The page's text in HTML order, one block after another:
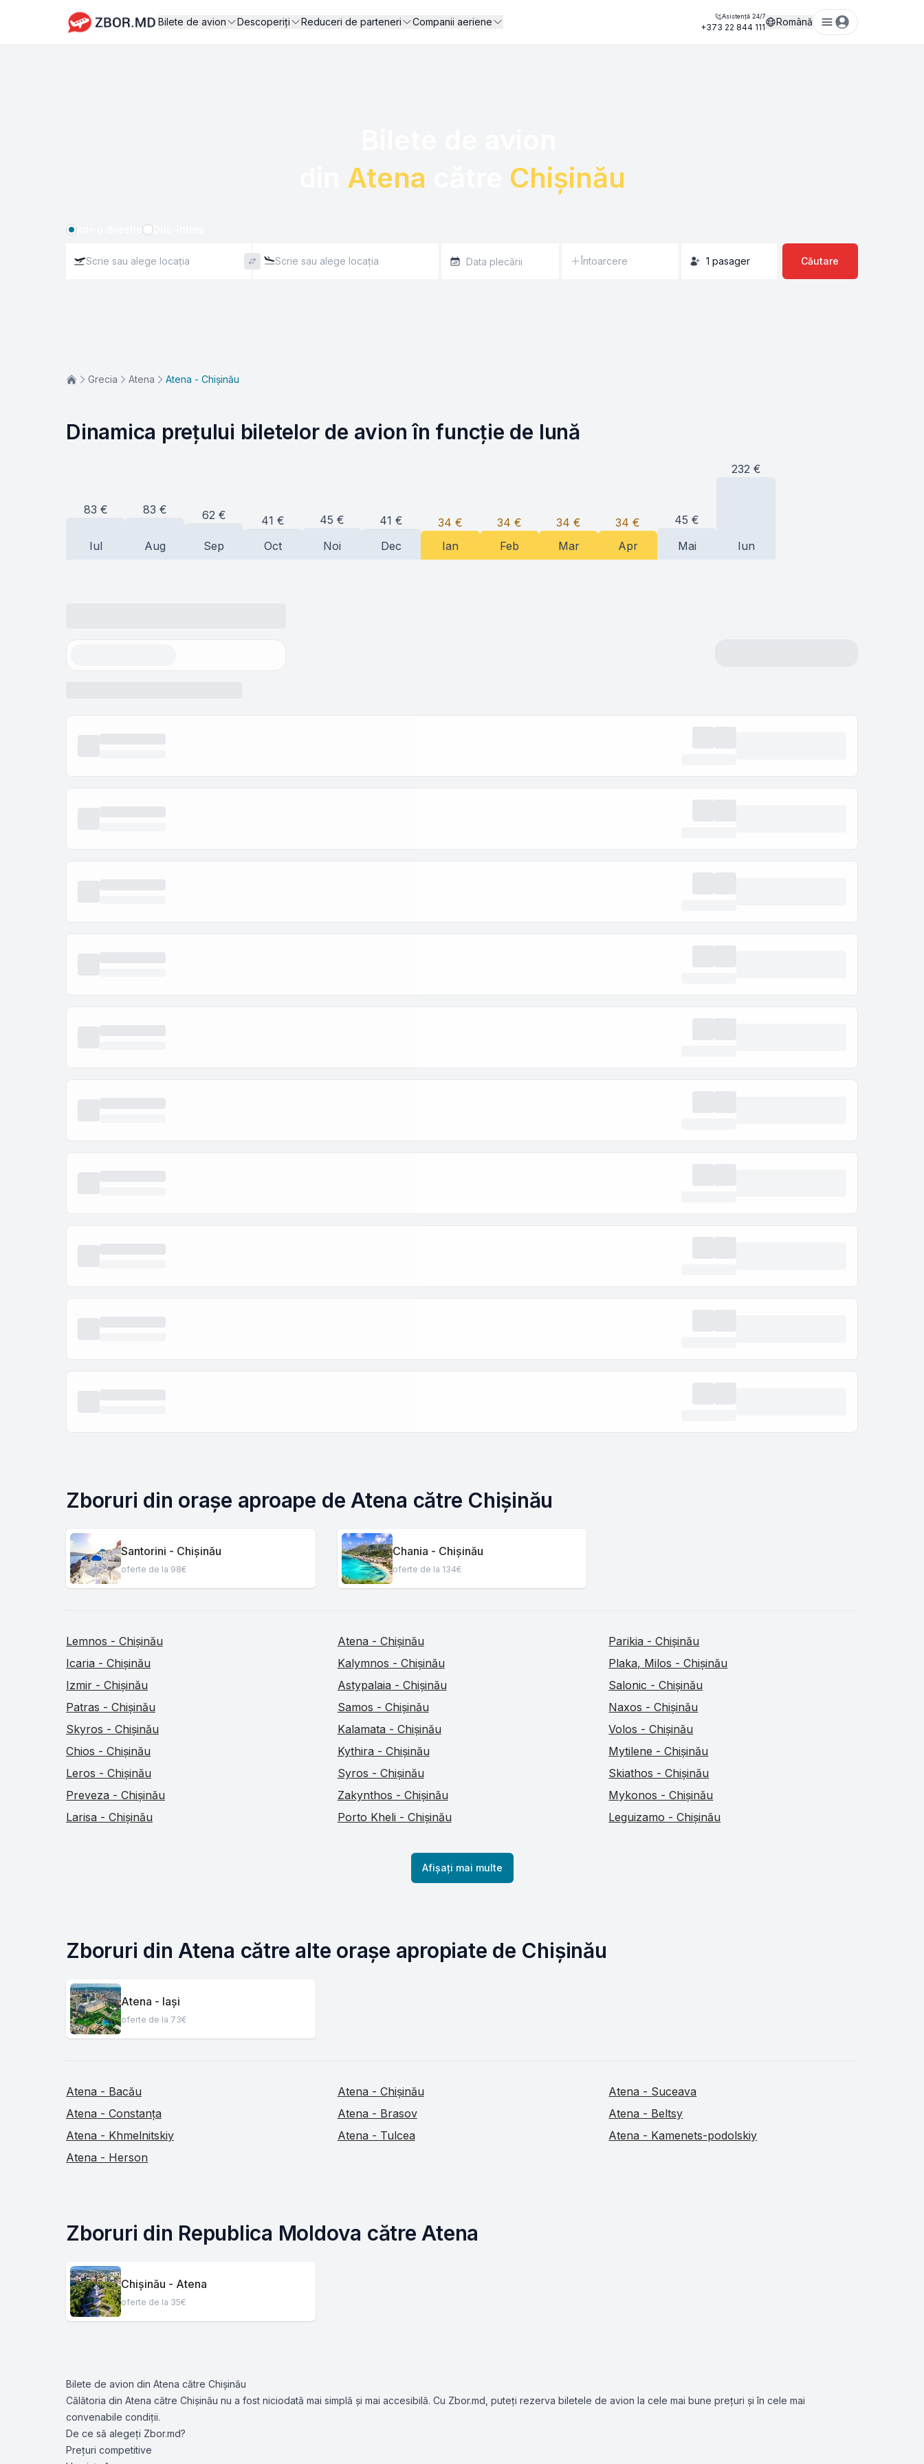
Bilete de avion Descoperiți Reduceri de parteneri Companii aeriene Asistență 24/7
+373 22 844 111 Română
Atena Chișinău
Întoarcere 1 pasager Căutare
Grecia Atena Atena - Chișinău
Dinamica prețului biletelor de avion în funcție de lună
83 €
Iul
83 €
Aug
62 €
Sep
41 €
Oct
45 €
Noi
41 €
Dec
34 €
Ian
34 €
Feb
34 €
Mar
34 €
Apr
45 €
Mai
232 €
Iun
Zboruri din orașe aproape de Atena către Chișinău
Santorini - Chișinău
oferte de la 98€
Chania - Chișinău
oferte de la 134€
Lemnos - Chișinău Atena - Chișinău
Parikia - Chișinău
Icaria - Chișinău
Kalymnos - Chișinău
Plaka, Milos - Chișinău
Izmir - Chișinău
Astypalaia - Chișinău
Salonic - Chișinău
Patras - Chișinău
Samos - Chișinău
Naxos - Chișinău
Skyros - Chișinău
Kalamata - Chișinău
Volos - Chișinău
Chios - Chișinău
Kythira - Chișinău
Mytilene - Chișinău
Leros - Chișinău
Syros - Chișinău
Skiathos - Chișinău
Preveza - Chișinău
Zakynthos - Chișinău
Mykonos - Chișinău
Larisa - Chișinău
Porto Kheli - Chișinău Leguizamo - Chișinău
Afișați mai multe
Zboruri din Atena către alte orașe apropiate de Chișinău
Atena - Iași
oferte de la 73€
Atena - Bacău Atena - Chișinău
Atena - Suceava
Atena - Constanța
Atena - Brasov
Atena - Beltsy
Atena - Khmelnitskiy
Atena - Tulcea
Atena - Kamenets-podolskiy
Atena - Herson
Zboruri din Republica Moldova către Atena
Chișinău - Atena
oferte de la 35€
Bilete de avion din Atena către Chișinău
Călătoria din Atena către Chișinău nu a fost niciodată mai simplă și mai accesibilă. Cu Zbor.md, puteți rezerva biletele de avion la cele mai bune prețuri și în cele mai
convenabile condiții.
De ce să alegeți Zbor.md?
Prețuri competitive